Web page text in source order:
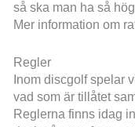
så ska man ha så
Mer information om
Regler
Inom discgolf spelar
vad som är tillåtet
Reglerna finns idag